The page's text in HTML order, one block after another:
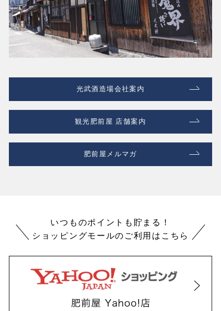
光武酒造場会社案内
観光肥前屋 店舗案内
肥前屋メルマガ
いつものポイントも貯まる！
ショッピングモールのご利用はこちら